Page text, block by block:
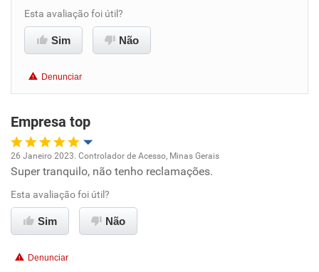
Benefícios
Recomenda esta empresa
Recomenda a diretoria
Esta avaliação foi útil?
Sim Não
Denunciar
Empresa top
Oportunidade de promoção
Ambiente de trabalho
26 Janeiro 2023. Controlador de Acesso, Minas Gerais
Super tranquilo, não tenho reclamações.
Esta avaliação foi útil?
Sim Não
Denunciar